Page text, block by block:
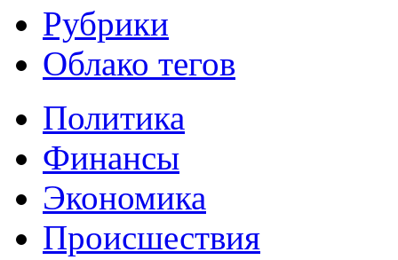
Рубрики
Облако тегов
Политика
Финансы
Экономика
Происшествия